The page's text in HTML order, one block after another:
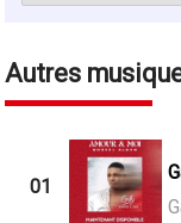
Autres
01